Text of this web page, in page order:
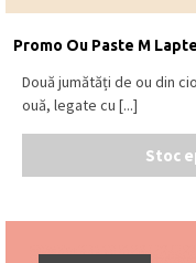
Promo Ou Paste M Lapte
Două jumătăți de ou din
ouă, legate cu [...]
Stoc